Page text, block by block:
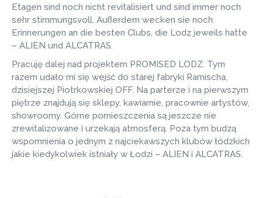
Etagen sind noch nicht revitalisiert und sind immer noch
sehr stimmungsvoll. Außerdem wecken sie noch
Erinnerungen an die besten Clubs, die Lodz jeweils hatte
– ALIEN und ALCATRAS.
Pracuję dalej nad projektem PROMISED LODZ. Tym
razem udało mi się wejść do starej fabryki Ramischa,
dzisiejszej Piotrkowskiej OFF. Na parterze i na pierwszym
piętrze znajdują się sklepy, kawiarnie, pracownie artystów,
showroomy. Górne pomieszczenia są jeszcze nie
zrewitalizowane i urzekają atmosferą. Poza tym budzą
wspomnienia o jednym z najciekawszych klubów łódzkich
jakie kiedykolwiek istniały w Łodzi – ALIEN i ALCATRAS.